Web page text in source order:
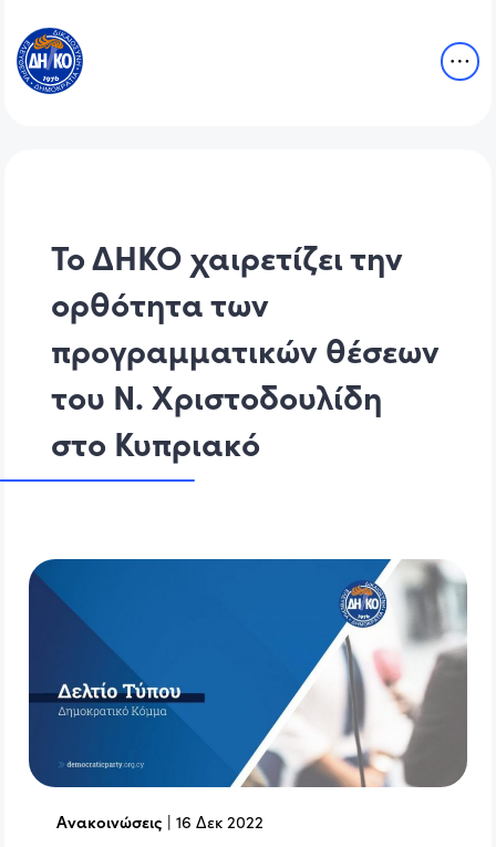
Το ΔΗΚΟ χαιρετίζει την
ορθότητα των
προγραμματικών θέσεων
του Ν. Χριστοδουλίδη
στο Κυπριακό
Ανακοινώσεις |16 Δεκ 2022